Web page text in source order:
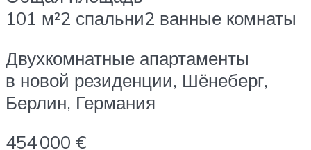
101 м²2 спальни2 ванные комнаты
Двухкомнатные апартаменты
в новой резиденции, Шёнеберг,
Берлин, Германия
454 000 €